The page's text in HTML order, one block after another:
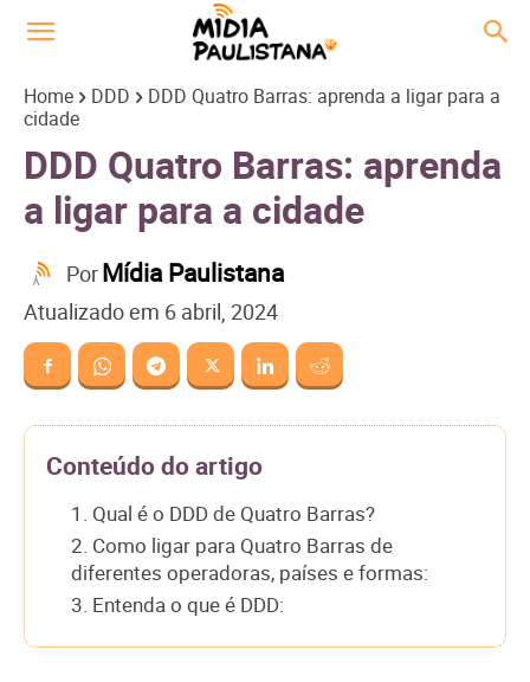
Home DDD
DDD Quatro Barras: aprenda a ligar para a
cidade
DDD Quatro Barras: aprenda
a ligar para a cidade
PorMídia Paulistana
Atualizado em 6 abril, 2024
Conteúdo do artigo
1. Qual é o DDD de Quatro Barras?
2. Como ligar para Quatro Barras de
diferentes operadoras, países e formas:
3. Entenda o que é DDD: